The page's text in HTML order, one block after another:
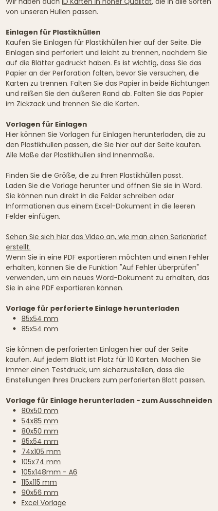
von unseren Hüllen passen.
Einlagen für Plastikhüllen
Kaufen Sie Einlagen für Plastikhüllen hier auf der Seite. Die
Einlagen sind perforiert und leicht zu trennen, nachdem Sie
auf die Blätter gedruckt haben. Es ist wichtig, dass Sie das
Papier an der Perforation falten, bevor Sie versuchen, die
Karten zu trennen. Falten Sie das Papier in beide Richtungen
und reißen Sie den äußeren Rand ab. Falten Sie das Papier
im Zickzack und trennen Sie die Karten.
Vorlagen für Einlagen
Hier können Sie Vorlagen für Einlagen herunterladen, die zu
den Plastikhüllen passen, die Sie hier auf der Seite kaufen.
Alle Maße der Plastikhüllen sind Innenmaße.
Finden Sie die Größe, die zu Ihren Plastikhüllen passt.
Laden Sie die Vorlage herunter und öffnen Sie sie in Word.
Sie können nun direkt in die Felder schreiben oder
Informationen aus einem Excel-Dokument in die leeren
Felder einfügen.
Sehen Sie sich hier das Video an, wie man einen Serienbrief
erstellt.
Wenn Sie in eine PDF exportieren möchten und einen Fehler
erhalten, können Sie die Funktion "Auf Fehler überprüfen"
verwenden, um ein neues Word-Dokument zu erhalten, das
Sie in eine PDF exportieren können.
Vorlage für perforierte Einlage herunterladen
85x54 mm
85x54 mm
Sie können die perforierten Einlagen hier auf der Seite
kaufen. Auf jedem Blatt ist Platz für 10 Karten. Machen Sie
immer einen Testdruck, um sicherzustellen, dass die
Einstellungen Ihres Druckers zum perforierten Blatt passen.
Vorlage für Einlage herunterladen - zum Ausschneiden
80x50 mm
54x85 mm
80x50 mm
85x54 mm
74x105 mm
105x74 mm
105x148mm - A6
115x115 mm
90x56 mm
Excel Vorlage